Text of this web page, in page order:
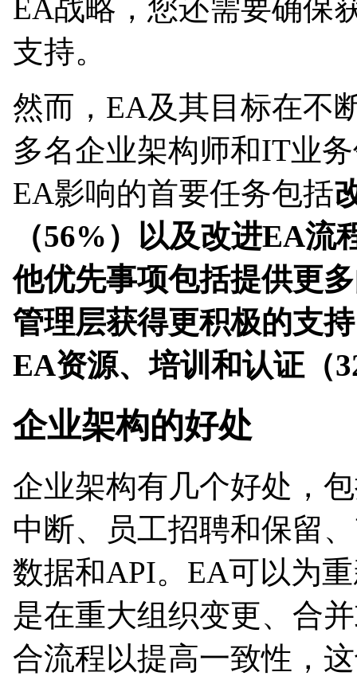
EA战略，您还需要确保
支持。
然而，EA及其目标在不
多名企业架构师和IT业
EA影响的首要任务包括
（56%）以及改进EA
他优先事项包括提供更
管理层获得更积极的支
EA资源、培训和认证（
企业架构的好处
企业架构有几个好处，
中断、员工招聘和保留
数据和API。EA可以为
是在重大组织变更、合
合流程以提高一致性，